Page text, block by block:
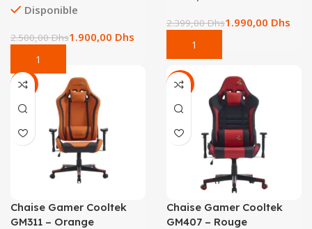
Disponible
2.500,00Dhs1.900,00 Dhs
2.399,00Dhs1.990,00 Dhs
-17%
Chaise Gamer Cooltek
GM311 – Orange
-13%
Chaise Gamer Cooltek
GM407 – Rouge